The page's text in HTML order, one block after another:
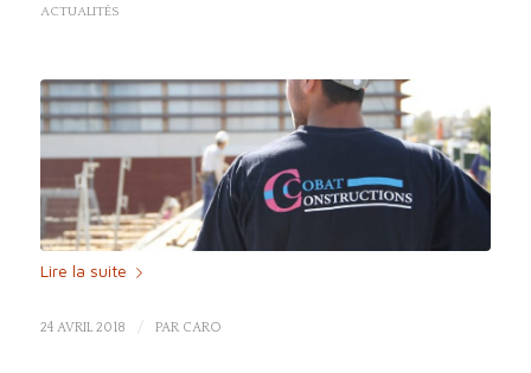
ACTUALITÉS
Lire la suite
24 AVRIL 2018 / PAR CARO